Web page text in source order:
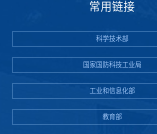
常用链接
科学技术部
国家国防科技工业局
工业和信息化部
教育部